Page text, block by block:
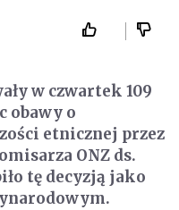
w czwartek 109
obawy o
etnicznej przez
ONZ ds.
tę decyzją jako